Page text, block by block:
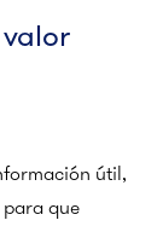
útil,
que